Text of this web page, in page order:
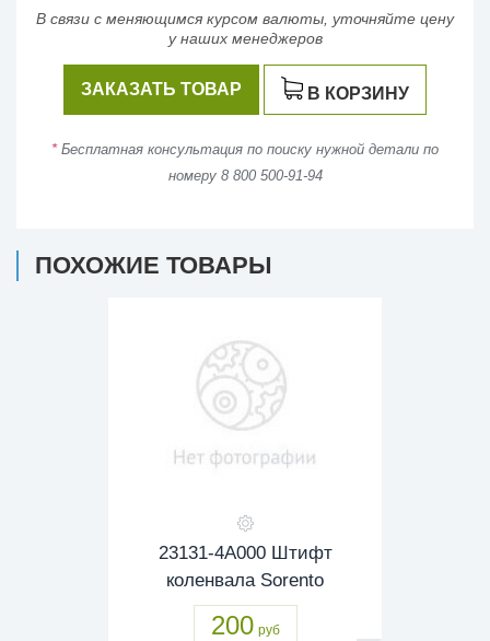
В связи с меняющимся курсом валюты, уточняйте цену
у наших менеджеров
ЗАКАЗАТЬ ТОВАР В КОРЗИНУ
*Бесплатная консультация по поиску нужной детали по
номеру 8 800 500-91-94
ПОХОЖИЕ ТОВАРЫ
23131-4A000 Штифт
коленвала Sorento
200 руб